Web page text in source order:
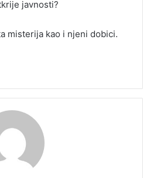
javnosti?
misterija kao i njeni dobici.